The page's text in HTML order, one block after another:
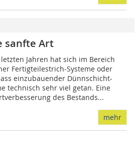
sanfte Art
Jahren hat sich im Bereich
Fertigteilestrich-Systeme oder
einzubauender Dünnschicht-
technisch sehr viel getan. Eine
des Bestands...
mehr